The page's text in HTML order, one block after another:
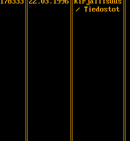
/ Tiedostot